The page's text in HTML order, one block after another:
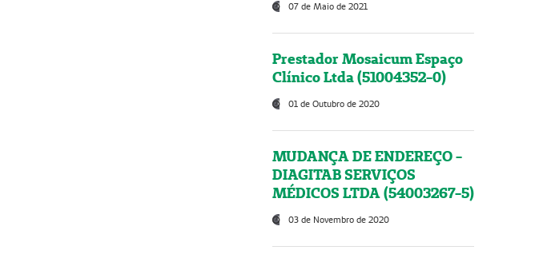
07 de Maio de 2021
Prestador Mosaicum Espaço
Clínico Ltda (51004352-0)
01 de Outubro de 2020
MUDANÇA DE ENDEREÇO -
DIAGITAB SERVIÇOS
MÉDICOS LTDA (54003267-5)
03 de Novembro de 2020